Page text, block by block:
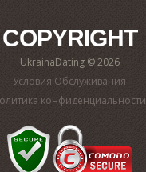
COPYRIGHT
UkrainaDating © 2026
Условия Обслуживания
конфиденциальности